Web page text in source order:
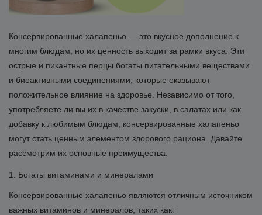
Консервированные халапеньо — это вкусное дополнение к
многим блюдам, но их ценность выходит за рамки вкуса. Эти
острые и пикантные перцы богаты питательными веществами
и биоактивными соединениями, которые оказывают
положительное влияние на здоровье. Независимо от того,
употребляете ли вы их в качестве закуски, в салатах или как
добавку к любимым блюдам, консервированные халапеньо
могут стать ценным элементом здорового рациона. Давайте
рассмотрим их основные преимущества.
1. Богаты витаминами и минералами
Консервированные халапеньо являются отличным источником
важных витаминов и минералов, таких как: